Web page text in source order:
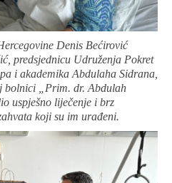
Denis Bećirović
predsjednicu Udruženja Pokret
i akademika Abdulaha Sidrana,
bolnici „Prim. dr. Abdulah
uspješno liječenje i brz
koji su im urađeni.